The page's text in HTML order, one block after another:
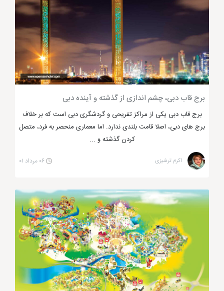
برج قاب دبی، چشم اندازی از گذشته و آینده دبی
برج قاب دبی یکی از مراکز تفریحی و گردشگری دبی است که بر خلاف
برج های دبی، اصلا قامت بلندی ندارد. اما معماری منحصر به فرد، متصل
کردن گذشته و ...
اکرم ترشیزی ۰۶ مرداد ۰۱